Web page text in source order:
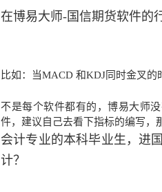
在博易大师-国信期货软件的
比如：当MACD 和KDJ同时金叉的
不是每个软件都有的，博易大师
件，建议自己去看下指标的编写，
会计专业的本科毕业生，进
计？